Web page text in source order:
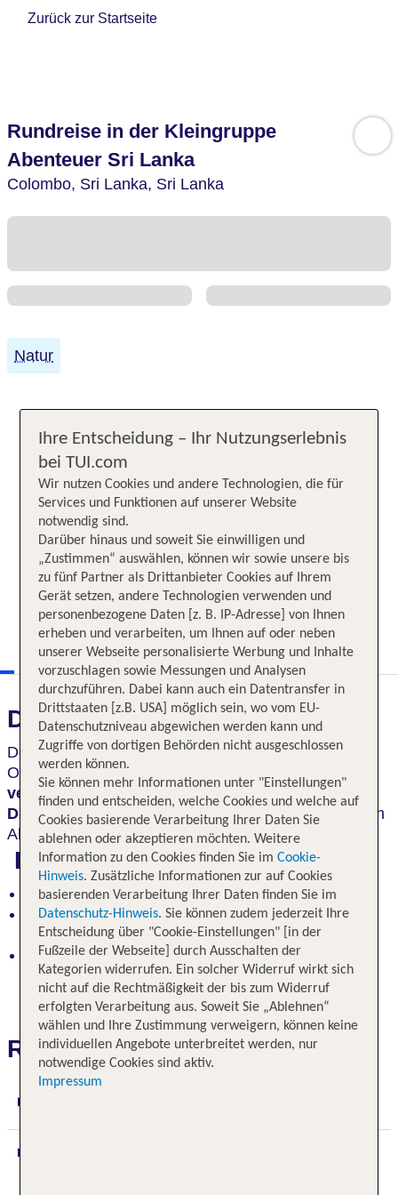
Zurück zur Startseite
Rundreise in der Kleingruppe
Abenteuer Sri Lanka
Colombo, Sri Lanka, Sri Lanka
Natur
Das erwartet Sie
Die Vielfalt und Schönheitder „Perle im Indischen
Ozean“ reicht von grünen Teeplantagen,
versteckten Tempel bis hin zu lebhaften
Dschungelsafaris. Eine Reise mit unwiderstehlichen
Abenteuer in kleiner Gruppe.
Highlights
Besuch im Elefanten Waisenheim
Aufstieg zur historischen Felsenfestung Sigiriya -
dem "Löwenfelsen"
die berühmten Höhlentempel in Dambulla
Reiseverlauf
Ihre Entscheidung – Ihr Nutzungserlebnis
bei TUI.com
Wir nutzen Cookies und andere Technologien, die für
Services und Funktionen auf unserer Website
notwendig sind.
Darüber hinaus und soweit Sie einwilligen und
„Zustimmen“ auswählen, können wir sowie unsere bis
zu fünf Partner als Drittanbieter Cookies auf Ihrem
Gerät setzen, andere Technologien verwenden und
personenbezogene Daten [z. B. IP-Adresse] von Ihnen
erheben und verarbeiten, um Ihnen auf oder neben
unserer Webseite personalisierte Werbung und Inhalte
vorzuschlagen sowie Messungen und Analysen
durchzuführen. Dabei kann auch ein Datentransfer in
Drittstaaten [z.B. USA] möglich sein, wo vom EU-
Datenschutzniveau abgewichen werden kann und
Zugriffe von dortigen Behörden nicht ausgeschlossen
werden können.
Sie können mehr Informationen unter "Einstellungen"
finden und entscheiden, welche Cookies und welche auf
Cookies basierende Verarbeitung Ihrer Daten Sie
ablehnen oder akzeptieren möchten. Weitere
Information zu den Cookies finden Sie im Cookie-
Hinweis. Zusätzliche Informationen zur auf Cookies
basierenden Verarbeitung Ihrer Daten finden Sie im
Datenschutz-Hinweis. Sie können zudem jederzeit Ihre
Entscheidung über "Cookie-Einstellungen" [in der
Fußzeile der Webseite] durch Ausschalten der
Kategorien widerrufen. Ein solcher Widerruf wirkt sich
nicht auf die Rechtmäßigkeit der bis zum Widerruf
erfolgten Verarbeitung aus. Soweit Sie „Ablehnen“
wählen und Ihre Zustimmung verweigern, können keine
individuellen Angebote unterbreitet werden, nur
notwendige Cookies sind aktiv.
Impressum